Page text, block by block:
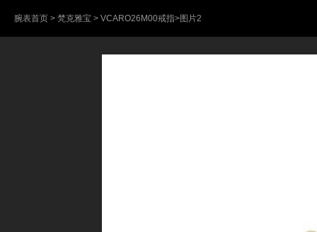
腕表首页 > 梵克雅宝 > VCARO26M00戒指>图片2